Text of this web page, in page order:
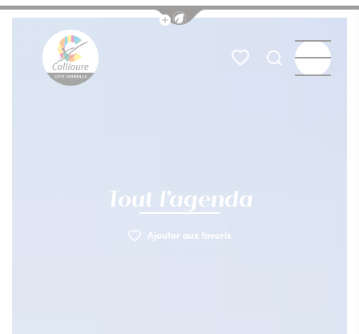
Afficher la barre de navigation du
Collioure Tourisme
Mes favoris
Je
Menu
Tout l’agenda
Ajouter aux favoris